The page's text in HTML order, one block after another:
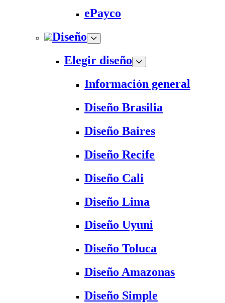
ePayco
Diseño
Elegir diseño
Información general
Diseño Brasilia
Diseño Baires
Diseño Recife
Diseño Cali
Diseño Lima
Diseño Uyuni
Diseño Toluca
Diseño Amazonas
Diseño Simple